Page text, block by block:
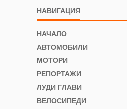
НАВИГАЦИЯ
НАЧАЛО
АВТОМОБИЛИ
МОТОРИ
РЕПОРТАЖИ
ЛУДИ ГЛАВИ
ВЕЛОСИПЕДИ